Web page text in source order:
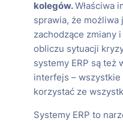
kolegów.Właściwa
sprawia, że możliwa
zachodzące zmiany
obliczu sytuacji
systemy ERP są też
interfejs –
korzystać ze
Systemy ERP to